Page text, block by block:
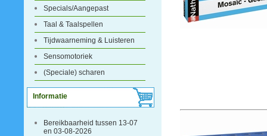
Specials/Aangepast
Taal & Taalspellen
Tijdwaarneming & Luisteren
Sensomotoriek
(Speciale) scharen
Informatie
Bereikbaarheid tussen 13-07
en 03-08-2026